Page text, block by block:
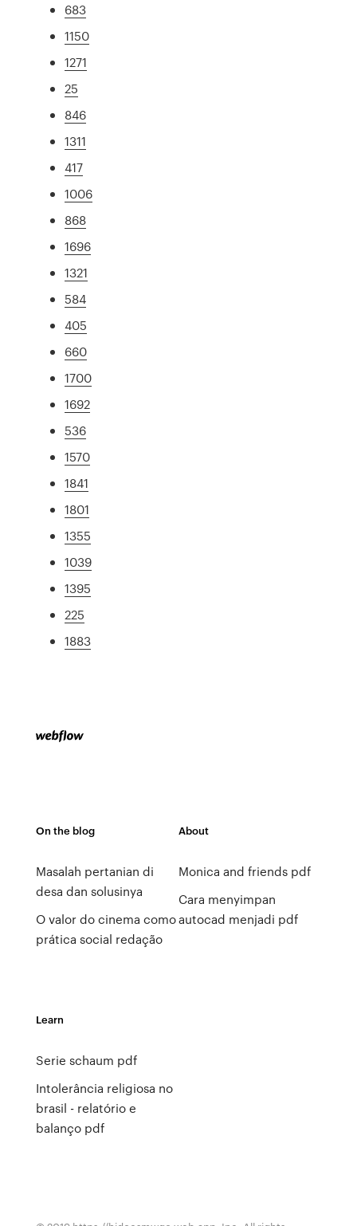
683
1150
1271
25
846
1311
417
1006
868
1696
1321
584
405
660
1700
1692
536
1570
1841
1801
1355
1039
1395
225
1883
On the blog
Masalah pertanian di
desa dan solusinya
O valor do cinema como
prática social redação
About
Monica and friends pdf
Cara menyimpan
autocad menjadi pdf
Learn
Serie schaum pdf
Intolerância religiosa no
brasil - relatório e
balanço pdf